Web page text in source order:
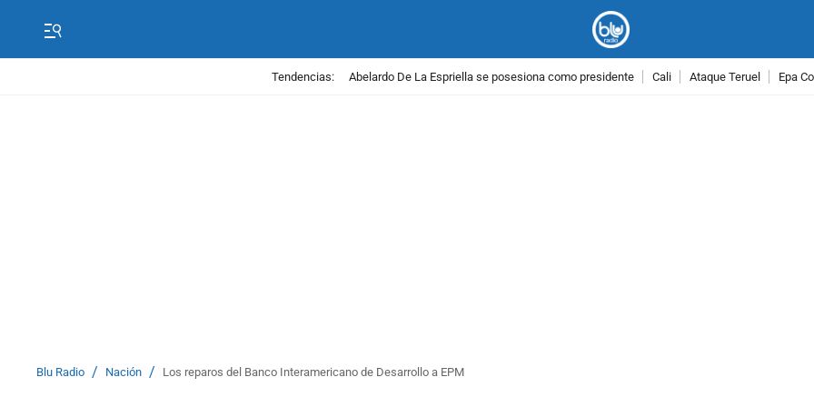
Tendencias: Abelardo De La Espriella se posesiona como presidente Cali Ataque Teruel Epa
Blu Radio / Nación / Los reparos del Banco Interamericano de Desarrollo a EPM